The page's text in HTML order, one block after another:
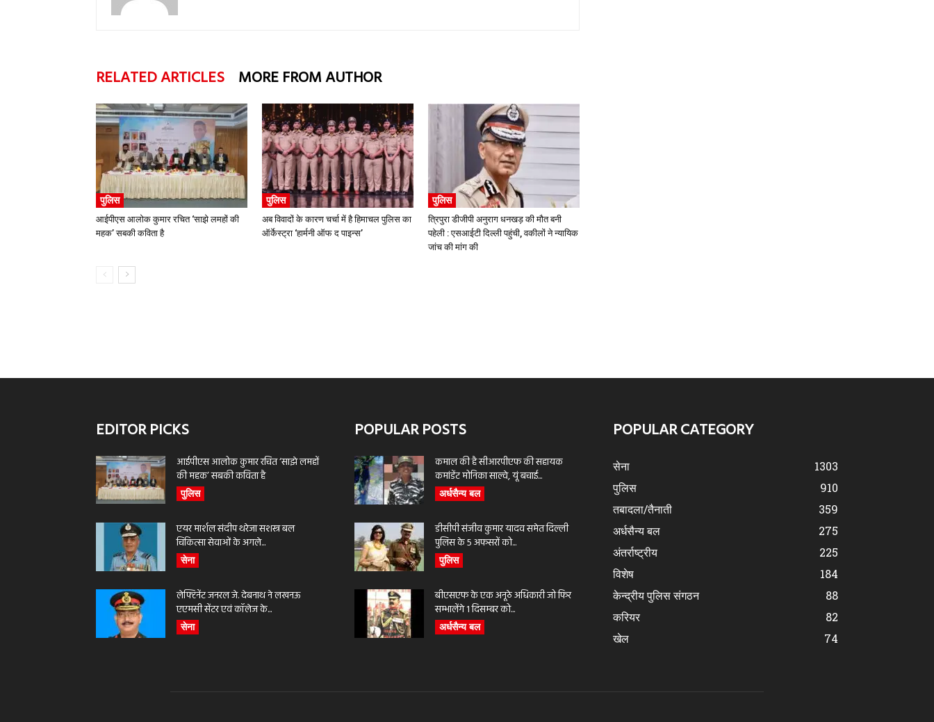
RELATED ARTICLES MORE FROM AUTHOR
पुलिस
आईपीएस आलोक कुमार रचित ‘साझे लमहों की
महक’ सबकी कविता है
पुलिस
अब विवादों के कारण चर्चा में है हिमाचल पुलिस का
ऑर्केस्ट्रा ‘हार्मनी ऑफ द पाइन्स’
पुलिस
त्रिपुरा डीजीपी अनुराग धनखड़ की मौत बनी
पहेली : एसआईटी दिल्ली पहुंची, वकीलों ने न्यायिक
जांच की मांग की
EDITOR PICKS
आईपीएस आलोक कुमार रचित ‘साझे लमहों
की महक’ सबकी कविता है
पुलिस
एयर मार्शल संदीप थरेजा सशस्त्र बल
चिकित्सा सेवाओं के अगले...
सेना
लेफ्टिनेंट जनरल जे. देबनाथ ने लखनऊ
एएमसी सेंटर एवं कॉलेज के...
सेना
POPULAR POSTS
कमाल की है सीआरपीएफ की सहायक
कमांडेंट मोनिका साल्वे, यूं बचाई...
अर्धसैन्य बल
डीसीपी संजीव कुमार यादव समेत दिल्ली
पुलिस के 5 अफसरों को...
पुलिस
बीएसएफ के एक अनूठे अधिकारी जो फिर
सम्भालेंगे 1 दिसम्बर को...
अर्धसैन्य बल
POPULAR CATEGORY
सेना
1303
पुलिस
910
तबादला/तैनाती
359
अर्धसैन्य बल
275
अंतर्राष्ट्रीय
225
विशेष
184
केन्द्रीय पुलिस संगठन
88
करियर
82
खेल
74